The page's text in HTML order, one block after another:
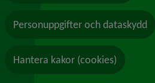
Personuppgifter och dataskydd
Hantera kakor (cookies)